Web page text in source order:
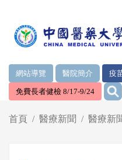
網站導覽 醫院簡介 疫
免費長者健檢 8/17-9/24 :::
首頁 醫療新聞 醫療新